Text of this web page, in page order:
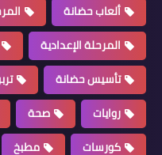
ألعاب حضانة
المرحلة الإعدادية
تأسيس حضانة
روايات
صحة
كورسات
مطبخ